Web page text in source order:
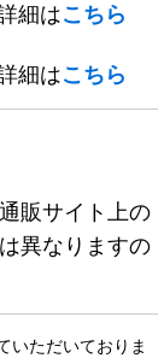
細はこちら
細はこちら
販サイト上の
異なりますの
いただいておりま